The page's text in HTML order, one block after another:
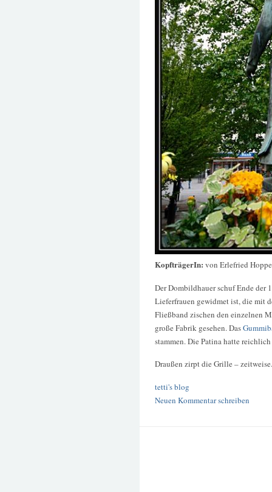
KopfträgerIn: von Erlefried Hoppe
Der Dombildhauer schuf Ende der
Lieferfrauen gewidmet ist, die mit
Fließband zischen den einzelnen
große Fabrik gesehen. Das
stammen. Die Patina hatte
Draußen zirpt die Grille – zeitweise.
tetti's blog
Neuen Kommentar schreiben